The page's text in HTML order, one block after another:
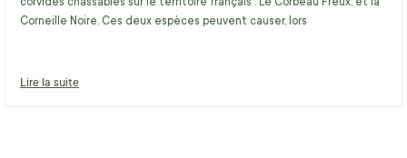
Corneille Noire. Ces deux espèces peuvent causer, lors
Lire la suite